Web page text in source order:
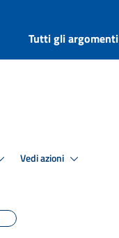
Tutti gli argomenti
Vedi azioni